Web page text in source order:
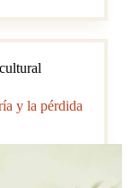
y la pérdida